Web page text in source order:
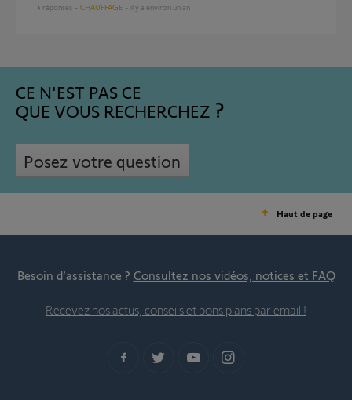
4 réponses CHAUFFAGE il y a environ un an
CE N'EST PAS CE
QUE VOUS RECHERCHEZ
Posez votre question
Haut de page
Besoin d’assistance ? Consultez nos vidéos, notices et FAQ
Recevez nos actus, conseils et bons plans par email !